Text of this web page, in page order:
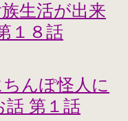
生活が出来
１８話
ちんぽ怪人に
話 第１話